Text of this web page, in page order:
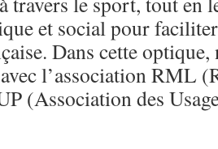
et social pour
Dans cette optique,
l’association RML
(Association des